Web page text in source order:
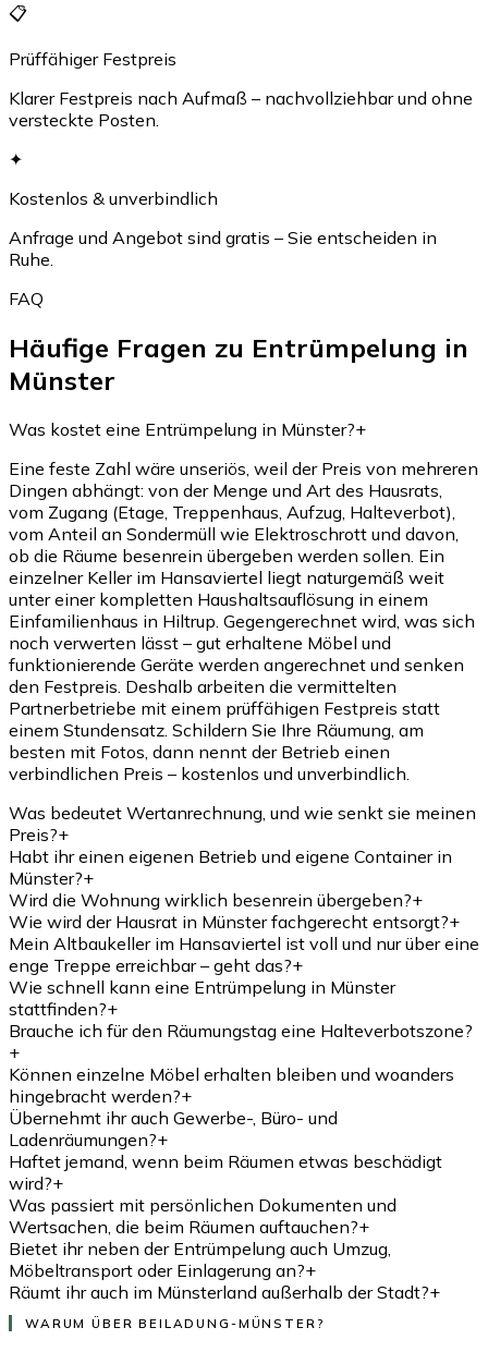
📋
Prüffähiger Festpreis
Klarer Festpreis nach Aufmaß – nachvollziehbar und ohne
versteckte Posten.
✦
Kostenlos & unverbindlich
Anfrage und Angebot sind gratis – Sie entscheiden in
Ruhe.
FAQ
Häufige Fragen zu Entrümpelung in
Münster
Was kostet eine Entrümpelung in Münster?+
Eine feste Zahl wäre unseriös, weil der Preis von mehreren
Dingen abhängt: von der Menge und Art des Hausrats,
vom Zugang (Etage, Treppenhaus, Aufzug, Halteverbot),
vom Anteil an Sondermüll wie Elektroschrott und davon,
ob die Räume besenrein übergeben werden sollen. Ein
einzelner Keller im Hansaviertel liegt naturgemäß weit
unter einer kompletten Haushaltsauflösung in einem
Einfamilienhaus in Hiltrup. Gegengerechnet wird, was sich
noch verwerten lässt – gut erhaltene Möbel und
funktionierende Geräte werden angerechnet und senken
den Festpreis. Deshalb arbeiten die vermittelten
Partnerbetriebe mit einem prüffähigen Festpreis statt
einem Stundensatz. Schildern Sie Ihre Räumung, am
besten mit Fotos, dann nennt der Betrieb einen
verbindlichen Preis – kostenlos und unverbindlich.
Was bedeutet Wertanrechnung, und wie senkt sie meinen
Preis?+
Habt ihr einen eigenen Betrieb und eigene Container in
Münster?+
Wird die Wohnung wirklich besenrein übergeben?+
Wie wird der Hausrat in Münster fachgerecht entsorgt?+
Mein Altbaukeller im Hansaviertel ist voll und nur über eine
enge Treppe erreichbar – geht das?+
Wie schnell kann eine Entrümpelung in Münster
stattfinden?+
Brauche ich für den Räumungstag eine Halteverbotszone?
+
Können einzelne Möbel erhalten bleiben und woanders
hingebracht werden?+
Übernehmt ihr auch Gewerbe-, Büro- und
Ladenräumungen?+
Haftet jemand, wenn beim Räumen etwas beschädigt
wird?+
Was passiert mit persönlichen Dokumenten und
Wertsachen, die beim Räumen auftauchen?+
Bietet ihr neben der Entrümpelung auch Umzug,
Möbeltransport oder Einlagerung an?+
Räumt ihr auch im Münsterland außerhalb der Stadt?+
WARUM ÜBER BEILADUNG-MÜNSTER?